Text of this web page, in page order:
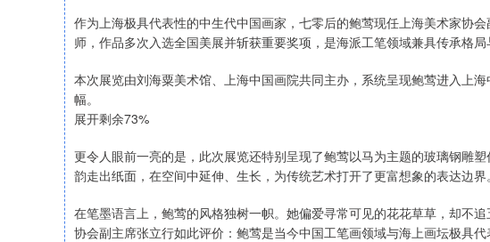
作为上海极具代表性的中生代中国画家，七零后的鲍莺现任上海美术家协
师，作品多次入选全国美展并斩获重要奖项，是海派工笔领域兼具传承格局
本次展览由刘海粟美术馆、上海中国画院共同主办，系统呈现鲍莺进入上
幅。
展开剩余73%
更令人眼前一亮的是，此次展览还特别呈现了鲍莺以马为主题的玻璃钢雕
韵走出纸面，在空间中延伸、生长，为传统艺术打开了更富想象的表达边界。
在笔墨语言上，鲍莺的风格独树一帜。她偏爱寻常可见的花花草草，却不
协会副主席张立行如此评价：鲍莺是当今中国工笔画领域与海上画坛极具